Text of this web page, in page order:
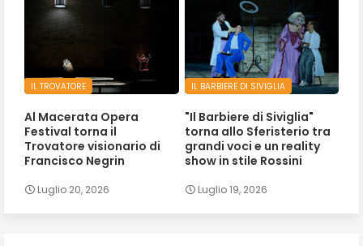
IL TROVATORE
Al Macerata Opera
Festival torna il
Trovatore visionario di
Francisco Negrin
Luglio 20, 2026
IL BARBIERE DI SIVIGLIA
"Il Barbiere di Siviglia"
torna allo Sferisterio tra
grandi voci e un reality
show in stile Rossini
Luglio 19, 2026